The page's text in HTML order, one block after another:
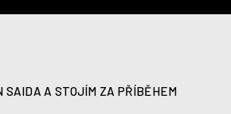
A STOJÍM ZA PŘÍBĚHEM